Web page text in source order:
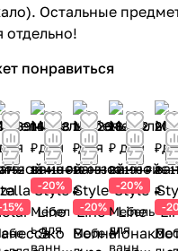
Остальные
отдельно!
понравиться
339
752
14 728
₽
18 410 ₽
-20%
Мебел
ь для
ванно
15 226
₽
19 033
₽
-20%
Мебе
18 552
₽
23 190 ₽
-20%
Мебель
для
ванной
20
₽
26
₽
-